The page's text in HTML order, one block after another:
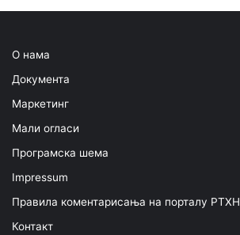
О нама
Документа
Маркетинг
Мали огласи
Програмска шема
Impressum
Правила коментарисања на порталу РТХН
Контакт